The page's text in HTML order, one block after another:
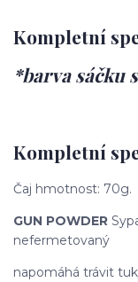
Kompletní
*barva sáčku
Kompletní
Čaj hmotnost: 70g.
GUN POWDER
nefermetovaný
napomáhá trávit